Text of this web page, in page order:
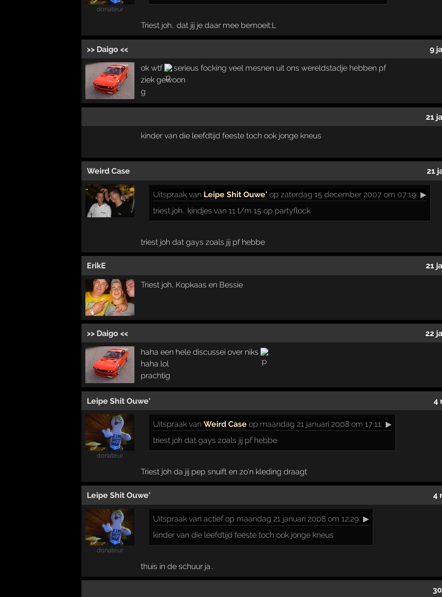
donateur
Triest joh.. dat jij je daar mee bemoeit:L
>> Daigo << 9
ok wtf
serieus focking veel mesnen uit ons wereldstadje hebben pf
ziek gewoon
g
21
kinder van die leefdtijd feeste toch ook jonge kneus
Weird Case 21
Uitspraakvan Leipe Shit Ouwe' op zaterdag 15 december 2007 om 07:19: ▶
triest joh.. kindjes van 11 t/m 15 op partyflock
triest joh dat gays zoals jij pf hebbe
ErikE 21
Triest joh, Kopkaas en Bessie
>> Daigo << 22
haha een hele discussei over niks
haha lol
prachtig
Leipe Shit Ouwe' 4
donateur
Uitspraakvan Weird Caseop maandag 21 januari 2008 om 17:11: ▶
triest joh dat gays zoals jij pf hebbe
Triest joh da jij pep snuift en zo'n kleding draagt
Leipe Shit Ouwe' 4
donateur
Uitspraakvan actief op maandag 21 januari 2008 om 12:29: ▶
kinder van die leefdtijd feeste toch ook jonge kneus
thuis in de schuur ja..